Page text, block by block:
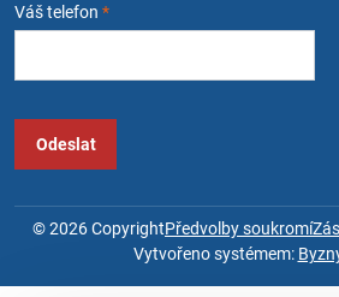
Váš telefon *
Odeslat
©2026CopyrightPředvolby soukromí
Vytvořeno systémem: